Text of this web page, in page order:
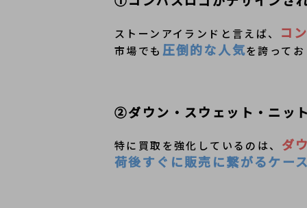
ストーンアイランドと言えば、 コ
市場でも 圧倒的な人気を誇って
②ダウン・スウェット・ニッ
特に買取を強化しているのは、 ダ
荷後すぐに販売に繋がるケー